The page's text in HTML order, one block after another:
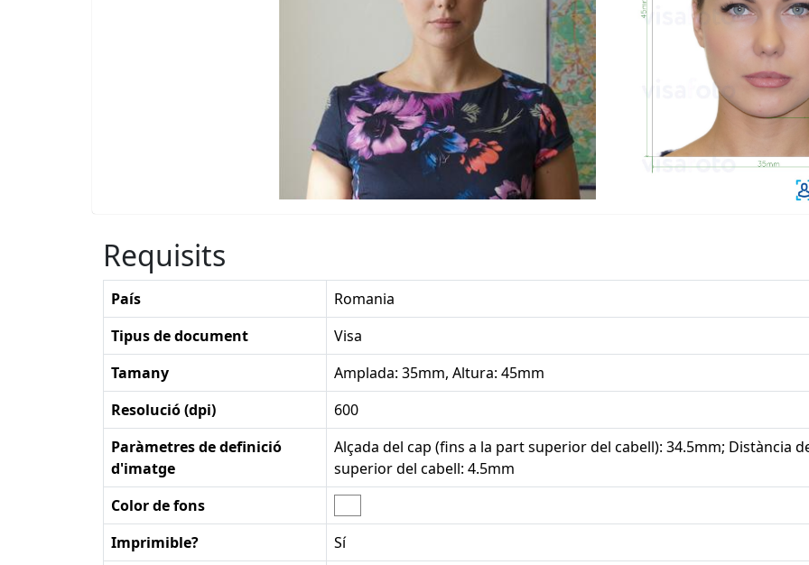
Requisits
País
Romania
Tipus de document
Visa
Tamany
Amplada: 35mm, Altura: 45mm
Resolució (dpi)
600
Paràmetres de definició
d'imatge
Alçada del cap (fins a la part superior del cabell): 34.5mm; Distància
superior del cabell: 4.5mm
Color de fons
Imprimible?
Sí